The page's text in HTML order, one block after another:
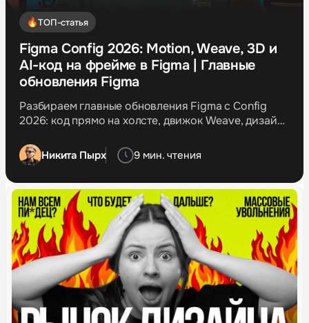
ТОП-статья
Figma Config 2026: Motion, Weave, 3D и
AI-код на фрейме в Figma | Главные
обновления Figma
Разбираем главные обновления Figma c Config
2026: код прямо на холсте, движок Weave, дизайн-
Никита Пырх 9 мин. чтения